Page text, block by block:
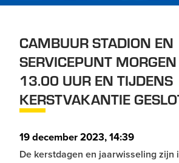
CAMBUUR STADION EN
SERVICEPUNT
13.00 UUR EN TIJDENS
KERSTVAKANTIE
19 december 2023, 14:39
De kerstdagen en jaarwisseling zijn